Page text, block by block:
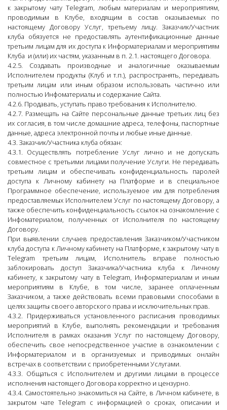
к закрытому чату Telegram, любым материалам и мероприятиям,
проводимым в Клубе, входящим в состав оказываемых по
настоящему Договору Услуг, третьему лицу. Заказчик/Участник
клуба обязуется не предоставлять аутентификационные данные
третьим лицам для их доступа к Информатериалам и мероприятиям
Клуба и (или) их частям, указанным в п. 2.1. настоящего Договора.
4.2.5. Создавать производные и аналогичные оказываемым
Исполнителем продукты (Клуб и т.п.), распространять, передавать
третьим лицам или иным образом использовать частично или
полностью Инфоматериалы и содержание Сайта.
4.2.6. Продавать, уступать право требования к Исполнителю.
4.2.7. Размещать на Сайте персональные данные третьих лиц без
их согласия, в том числе домашние адреса, телефоны, паспортные
данные, адреса электронной почты и любые иные данные.
4.3. Заказчик/Участника клуба обязан:
4.3.1. Осуществлять потребление Услуг лично и не допускать
совместное с третьими лицами получение Услуги. Не передавать
третьим лицам и обеспечивать конфиденциальность паролей
доступа к Личному кабинету на Платформе и в специальное
Программное обеспечение, используемое им для потребления
предоставляемых Исполнителем Услуг по настоящему Договору, а
также обеспечить конфиденциальность ссылок на ознакомление с
Инфоматериалом, полученных от Исполнителя по настоящему
Договору.
При выявлении случаев предоставления Заказчиком/Участником
клуба доступа к Личному кабинету на Платформе, к закрытому чату в
Telegram третьим лицам, Исполнитель вправе полностью
заблокировать доступ Заказчика/Участника клуба к Личному
кабинету, к закрытому чату в Telegram, Информатериалам и иным
мероприятиям в Клубе, в том числе, заранее оплаченным
Заказчиком, а также действовать всеми правовыми способами в
целях защиты своего авторского права и исключительных прав.
4.3.2. Придерживаться установленного расписания проводимых
мероприятий в Клубе, выполнять рекомендации и требования
Исполнителя в рамках оказания Услуг по настоящему Договору,
обеспечить свое непосредственное участие в ознакомлении с
Информатериалом и в организуемых и приводимых онлайн
встречах в соответствии с приобретенными Услугами.
4.3.3. Общаться с Исполнителем и другими лицами в процессе
исполнения настоящего Договора корректно и цензурно.
4.3.4. Самостоятельно знакомиться на Сайте, в Личном кабинете, в
закрытом чате Telegram с информацией о сроках, описании и